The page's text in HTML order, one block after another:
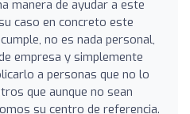
manera de ayudar a este
caso en concreto este
no es nada personal,
empresa y simplemente
a personas que no lo
que aunque no sean
su centro de referencia.